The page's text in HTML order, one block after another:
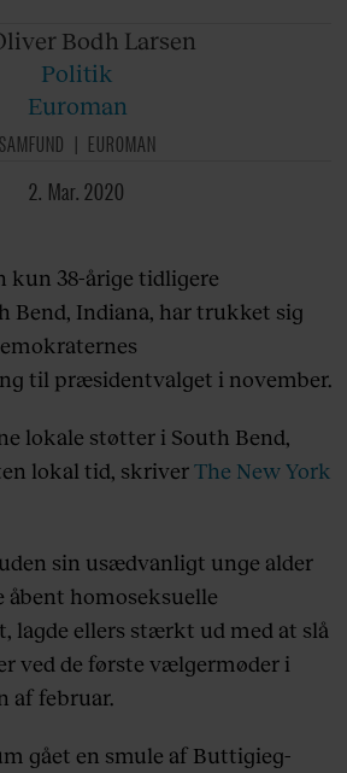
Bodh Larsen
Politik
Euroman
SAMFUND
EUROMAN
2. Mar. 2020
kun 38-årige tidligere
Bend, Indiana, har trukket sig
til præsidentvalget i november.
lokale støtter i South Bend,
lokal tid, skriverThe New York
sin usædvanligt unge alder
åbent homoseksuelle
lagde ellers stærkt ud med at slå
ved de første vælgermøder i
af februar.
gået en smule af Buttigieg-